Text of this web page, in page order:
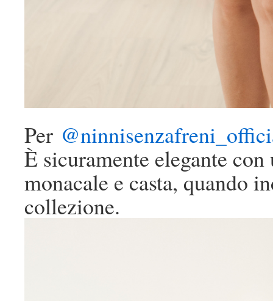
Per
È sicuramente elegante
monacale e casta, quando
collezione.